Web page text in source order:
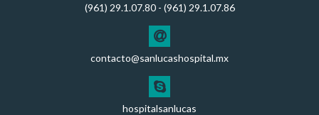
(961) 29.1.07.80 - (961) 29.1.07.86
contacto@sanlucashospital.mx
hospitalsanlucas